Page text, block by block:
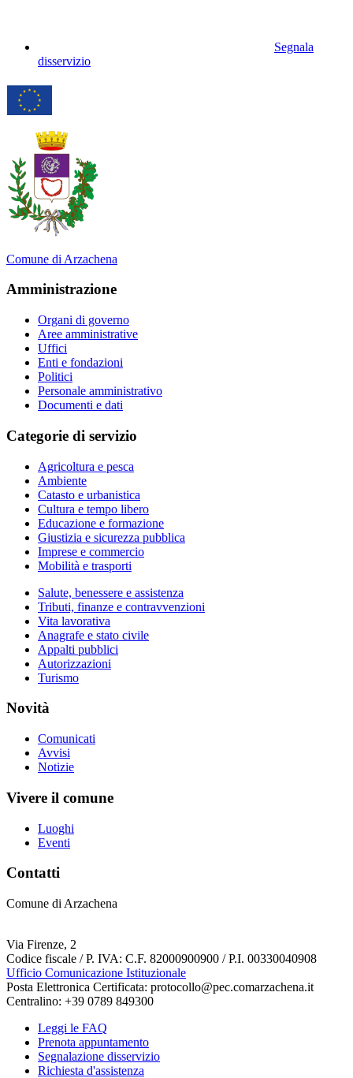
Segnala
disservizio
Comune di Arzachena
Amministrazione
Organi di governo
Aree amministrative
Uffici
Enti e fondazioni
Politici
Personale amministrativo
Documenti e dati
Categorie di servizio
Agricoltura e pesca
Ambiente
Catasto e urbanistica
Cultura e tempo libero
Educazione e formazione
Giustizia e sicurezza pubblica
Imprese e commercio
Mobilità e trasporti
Salute, benessere e assistenza
Tributi, finanze e contravvenzioni
Vita lavorativa
Anagrafe e stato civile
Appalti pubblici
Autorizzazioni
Turismo
Novità
Comunicati
Avvisi
Notizie
Vivere il comune
Luoghi
Eventi
Contatti
Comune di Arzachena
Via Firenze, 2
Codice fiscale / P. IVA: C.F. 82000900900 / P.I. 00330040908
Ufficio Comunicazione Istituzionale
Posta Elettronica Certificata: protocollo@pec.comarzachena.it
Centralino: +39 0789 849300
Leggi le FAQ
Prenota appuntamento
Segnalazione disservizio
Richiesta d'assistenza